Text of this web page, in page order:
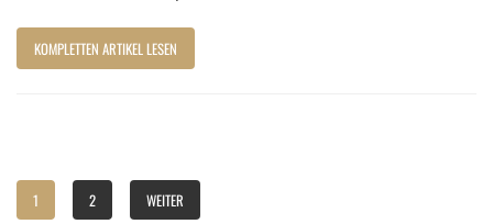
KOMPLETTEN ARTIKEL LESEN
1 2 WEITER